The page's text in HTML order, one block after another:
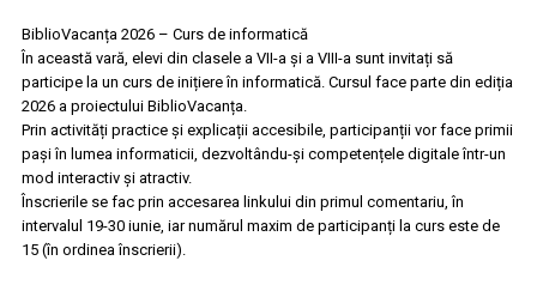
BiblioVacanța 2026 – Curs de informatică
În această vară, elevi din clasele a VII-a și a VIII-a sunt invitați să
participe la un curs de inițiere în informatică. Cursul face parte din ediția
2026 a proiectului BiblioVacanța.
Prin activități practice și explicații accesibile, participanții vor face primii
pași în lumea informaticii, dezvoltându-și competențele digitale într-un
mod interactiv și atractiv.
Înscrierile se fac prin accesarea linkului din primul comentariu, în
intervalul 19-30 iunie, iar numărul maxim de participanți la curs este de
15 (în ordinea înscrierii).